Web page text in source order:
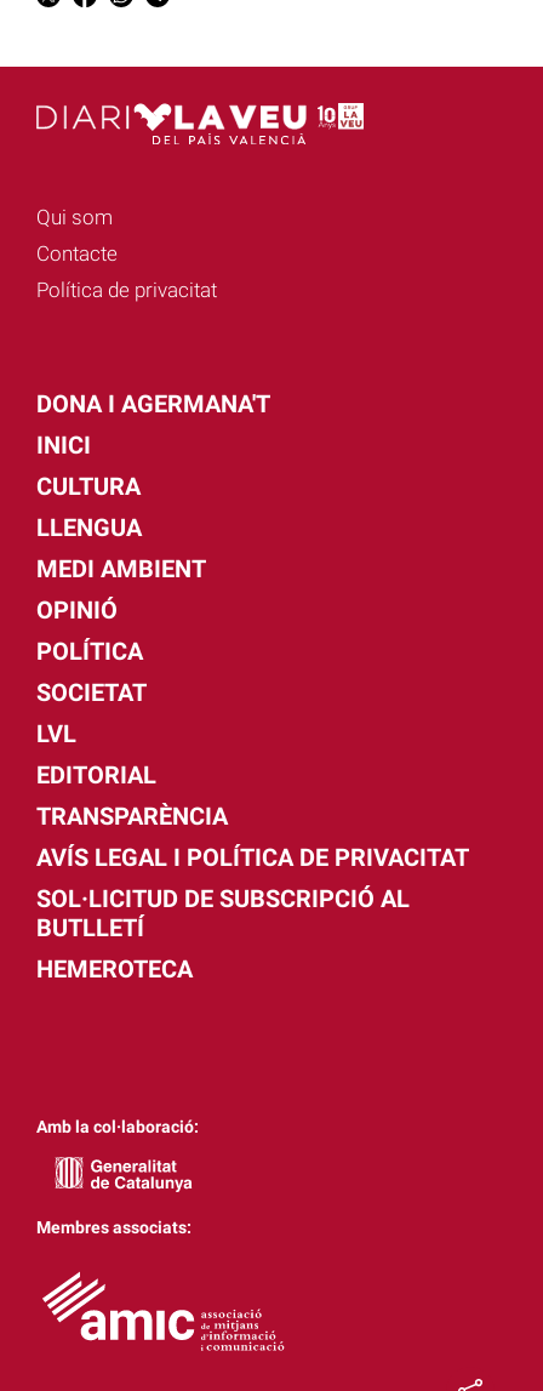
Qui som
Contacte
Política de privacitat
DONA I AGERMANA'T
INICI
CULTURA
LLENGUA
MEDI AMBIENT
OPINIÓ
POLÍTICA
SOCIETAT
LVL
EDITORIAL
TRANSPARÈNCIA
AVÍS LEGAL I POLÍTICA DE PRIVACITAT
SOL·LICITUD DE SUBSCRIPCIÓ AL
BUTLLETÍ
HEMEROTECA
Amb la col·laboració:
Membres associats: